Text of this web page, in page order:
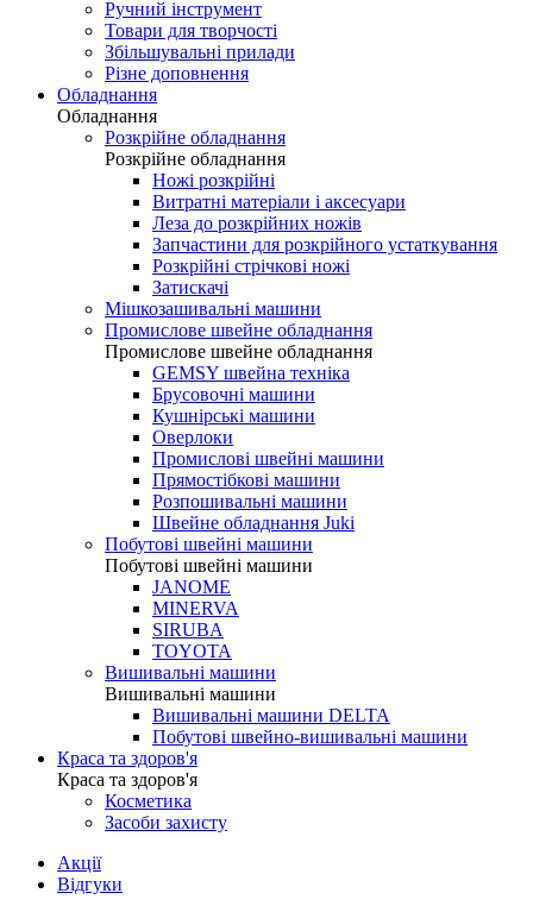
Ручний інструмент
Товари для творчості
Збільшувальні прилади
Різне доповнення
Обладнання
Обладнання
Розкрійне обладнання
Розкрійне обладнання
Ножі розкрійні
Витратні матеріали і аксесуари
Леза до розкрійних ножів
Запчастини для розкрійного устаткування
Розкрійні стрічкові ножі
Затискачі
Мішкозашивальні машини
Промислове швейне обладнання
Промислове швейне обладнання
GEMSY швейна техніка
Брусовочні машини
Кушнірські машини
Оверлоки
Промислові швейні машини
Прямостібкові машини
Розпошивальні машини
Швейне обладнання Juki
Побутові швейні машини
Побутові швейні машини
JANOME
MINERVA
SIRUBA
TOYOTA
Вишивальні машини
Вишивальні машини
Вишивальні машини DELTA
Побутові швейно-вишивальні машини
Краса та здоров'я
Краса та здоров'я
Косметика
Засоби захисту
Акції
Відгуки